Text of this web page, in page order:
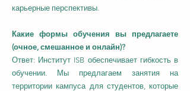
карьерные перспективы.
Какие формы обучения вы предлагаете
(очное, смешанное и онлайн)?
Ответ: Институт ISB обеспечивает гибкость в
обучении. Мы предлагаем занятия на
территории кампуса для студентов, которые